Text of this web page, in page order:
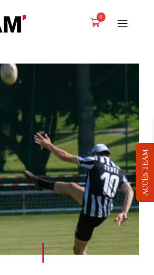
0
LOCATION
BLOG
JOB
DYNAM TV
CONTACT
ACCÈS TEAM